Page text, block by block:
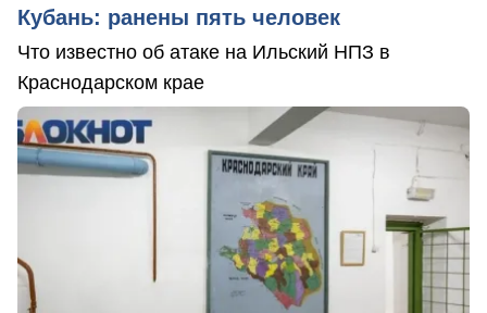
Кубань: ранены пять человек
Что известно об атаке на Ильский НПЗ в
Краснодарском крае